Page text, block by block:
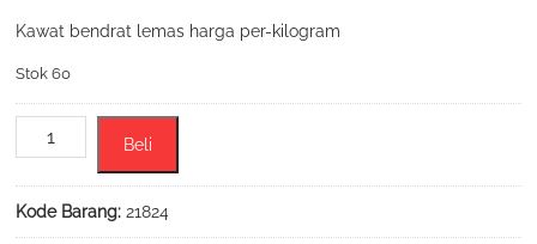
Kawat bendrat lemas harga per-kilogram
Stok 60
Kawat
(Harga
Per
Beli
Kode Barang:21824